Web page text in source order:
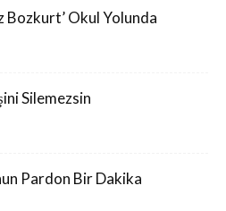
Bozkurt’ Okul Yolunda
Silemezsin
Pardon Bir Dakika